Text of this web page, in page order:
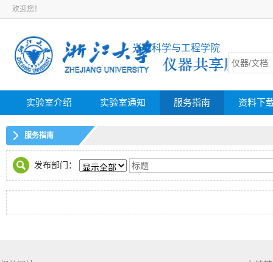
欢迎您！
光电科学与工程学院
实验室介绍 实验室通知 服务指南 资料下
服务指南
发布部门：